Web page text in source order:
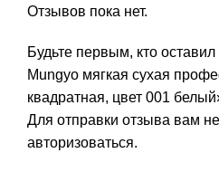
Отзывов пока нет.
Будьте первым, кто
Mungyo мягкая сухая
квадратная, цвет 001
Для отправки отзыва вам
авторизоваться.